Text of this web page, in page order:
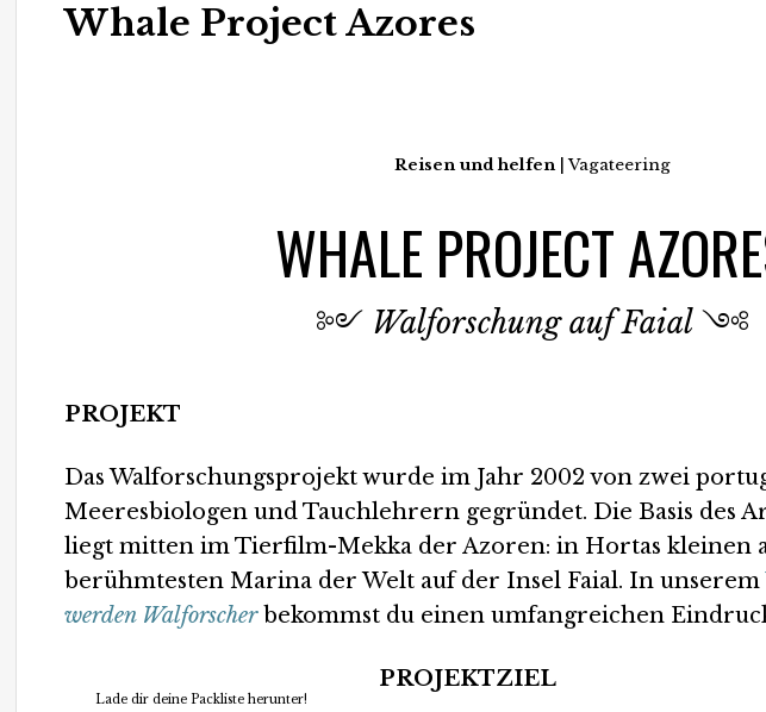
Whale Project Azores
Reisen und helfen | Vagateering
WHALE PROJECT
༻ Walforschung auf Faial༺
PROJEKT
Das Walforschungsprojekt wurde im Jahr 2002 von zwei
Meeresbiologen und Tauchlehrern gegründet. Die Basis des
liegt mitten im Tierfilm-Mekka der Azoren: in Hortas kleinen
berühmtesten Marina der Welt auf der Insel Faial. In unserem
werden Walforscherbekommst du einen umfangreichen
Lade dir deine Packliste herunter!
PROJEKTZIEL